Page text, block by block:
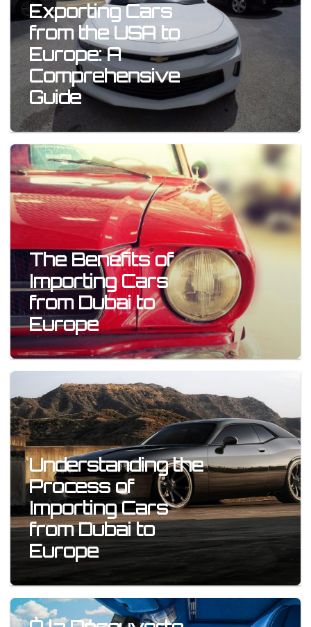
Exporting Cars
from the USA to
Europe: A
Comprehensive
Guide
The Benefits of
Importing Cars
from Dubai to
Europe
Understanding the
Process of
Importing Cars
from Dubai to
Europe